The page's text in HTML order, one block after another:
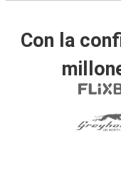
Con la